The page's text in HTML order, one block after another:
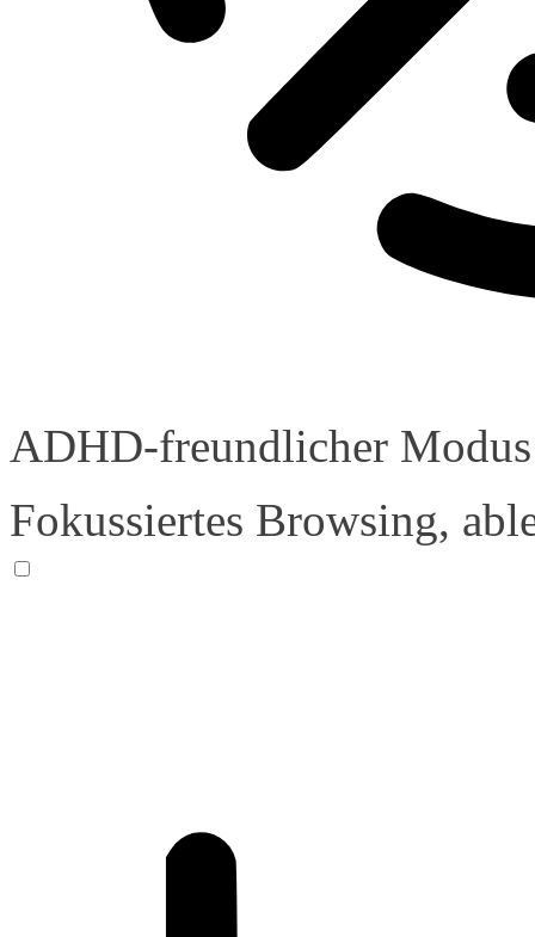
ADHD-freundlicher Modus
Fokussiertes Browsing,